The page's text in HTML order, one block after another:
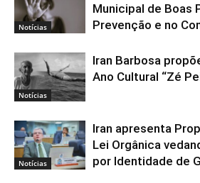
Notícias
Municipal de Boas
Prevenção e no
Notícias
Iran Barbosa
Ano Cultural “Zé
Notícias
Iran apresenta
Lei Orgânica
por Identidade de